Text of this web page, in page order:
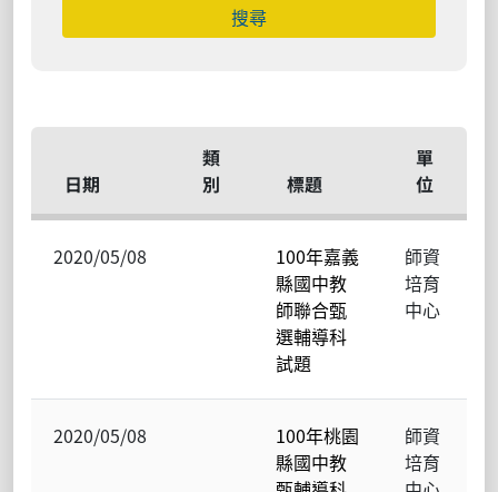
日期
類
別
標題
單
位
2020/05/08
100年嘉義
縣國中教
師聯合甄
選輔導科
試題
師資
培育
中心
2020/05/08
100年桃園
縣國中教
師資
培育